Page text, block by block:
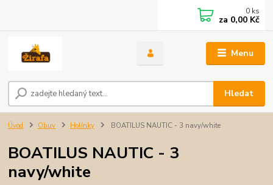
Menu
Hledat
0 ks
za 0,00 Kč
Úvod Obuv Holínky BOATILUS NAUTIC - 3 navy/white
BOATILUS NAUTIC - 3
navy/white